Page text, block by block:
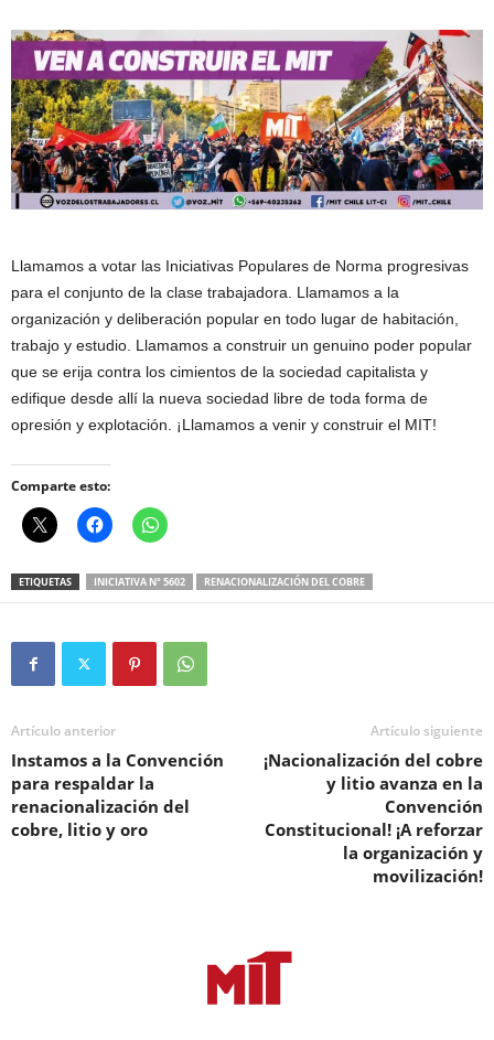
Llamamos a votar las Iniciativas Populares de Norma progresivas
para el conjunto de la clase trabajadora. Llamamos a la
organización y deliberación popular en todo lugar de habitación,
trabajo y estudio. Llamamos a construir un genuino poder popular
que se erija contra los cimientos de la sociedad capitalista y
edifique desde allí la nueva sociedad libre de toda forma de
opresión y explotación. ¡Llamamos a venir y construir el MIT!
Comparte esto:
ETIQUETAS INICIATIVA N° 5602 RENACIONALIZACIÓN DEL COBRE
Artículo anterior
Instamos a la Convención
para respaldar la
renacionalización del
cobre, litio y oro
Artículo siguiente
¡Nacionalización del cobre
y litio avanza en la
Convención
Constitucional! ¡A reforzar
la organización y
movilización!